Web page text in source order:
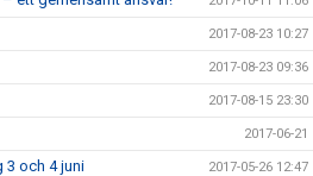
2017-08-23 10:27
2017-08-23 09:36
2017-08-15 23:30
2017-06-21
och 4 juni 2017-05-26 12:47